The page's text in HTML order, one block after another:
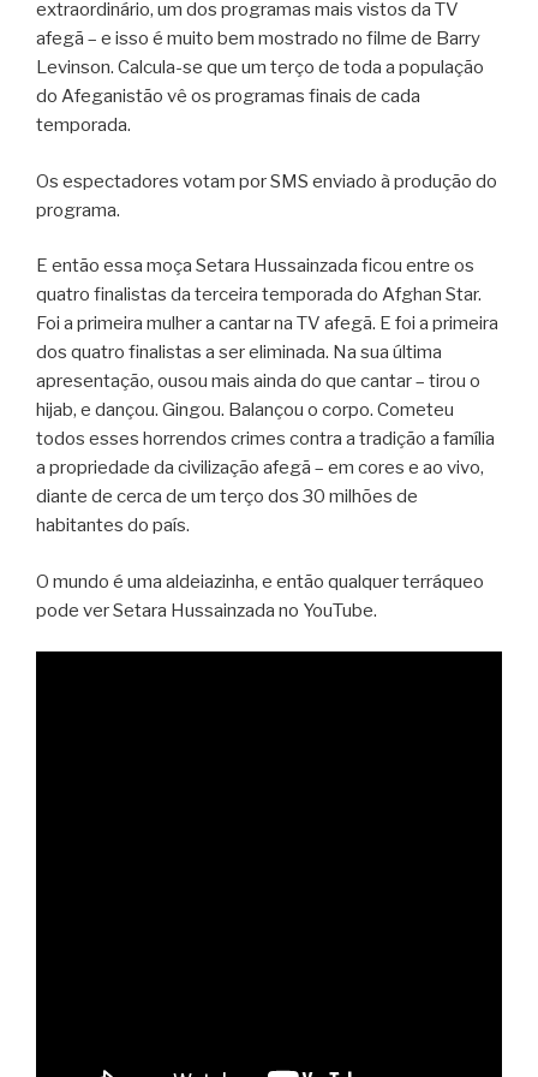
extraordinário, um dos programas mais vistos da TV
afegã – e isso é muito bem mostrado no filme de Barry
Levinson. Calcula-se que um terço de toda a população
do Afeganistão vê os programas finais de cada
temporada.
Os espectadores votam por SMS enviado à produção do
programa.
E então essa moça Setara Hussainzada ficou entre os
quatro finalistas da terceira temporada do Afghan Star.
Foi a primeira mulher a cantar na TV afegã. E foi a primeira
dos quatro finalistas a ser eliminada. Na sua última
apresentação, ousou mais ainda do que cantar – tirou o
hijab, e dançou. Gingou. Balançou o corpo. Cometeu
todos esses horrendos crimes contra a tradição a família
a propriedade da civilização afegã – em cores e ao vivo,
diante de cerca de um terço dos 30 milhões de
habitantes do país.
O mundo é uma aldeiazinha, e então qualquer terráqueo
pode ver Setara Hussainzada no YouTube.